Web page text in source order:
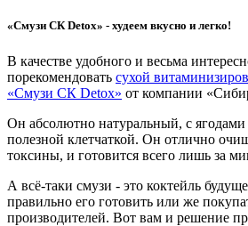
«Смузи СК Detox» - худеем вкусно и легко!
В качестве удобного и весьма
порекомендовать сухой
«Смузи СК Detox» от компании
Он абсолютно натуральный, с
полезной клетчаткой. Он отлично
токсины, и готовится всего лишь за
А всё-таки смузи - это коктейль
правильно его готовить или же
производителей. Вот вам и решение